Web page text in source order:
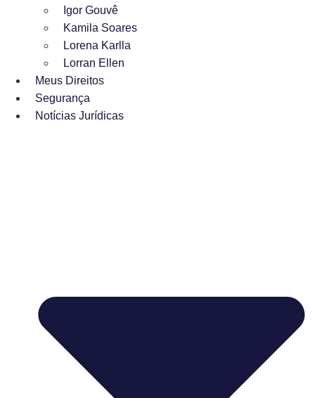
Igor Gouvê
Kamila Soares
Lorena Karlla
Lorran Ellen
Meus Direitos
Segurança
Notícias Jurídicas